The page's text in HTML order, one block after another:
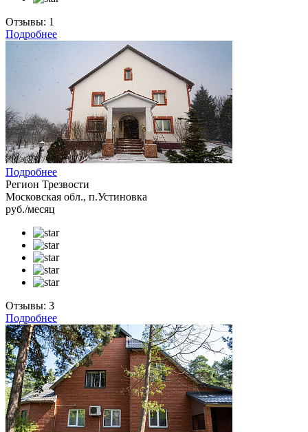
Отзывы: 1
Подробнее
Подробнее
Регион Трезвости
Московская обл., п.Устиновка
руб./месяц
Отзывы: 3
Подробнее